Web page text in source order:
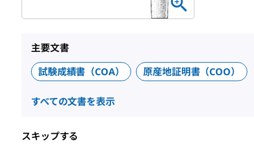
主要文書
試験成績書（COA）
原産地証明書（COO）
すべての文書を表示
スキップする